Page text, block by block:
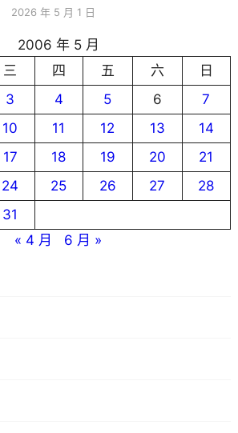
2026 年 5 月 1 日
2006 年 5 月
三 四 五 六
日
3 4 5 6
7
10 11 12 13
14
17 18 19 20
21
24 25 26 27
28
31
« 4 月
6 月 »